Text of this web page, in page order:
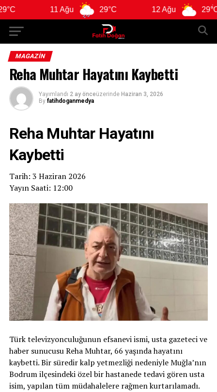
11 Ağu 29°C 12 Ağu 29°C
MAGAZIN
Reha Muhtar Hayatını Kaybetti
Yayımlandı 2 ay önceüzerinde Haziran 3, 2026
By fatihdoganmedya
Reha Muhtar Hayatını
Kaybetti
Tarih: 3 Haziran 2026
Yayın Saati: 12:00
Türk televizyonculuğunun efsanevi ismi, usta gazeteci ve
haber sunucusu Reha Muhtar, 66 yaşında hayatını
kaybetti. Bir süredir kalp yetmezliği nedeniyle Muğla’nın
Bodrum ilçesindeki özel bir hastanede tedavi gören usta
isim, yapılan tüm müdahalelere rağmen kurtarılamadı.